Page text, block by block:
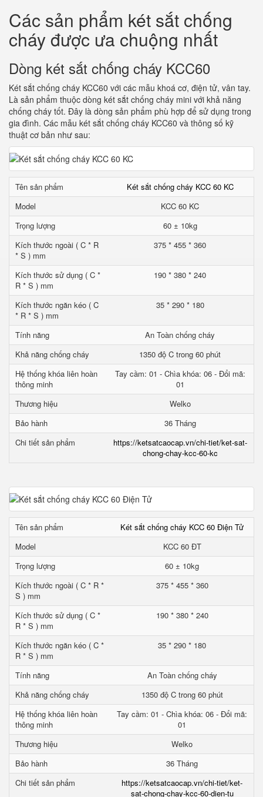
Các sản phẩm két sắt chống
cháy được ưa chuộng nhất
Dòng két sắt chống cháy KCC60
Két sắt chống cháy KCC60 với các mẫu khoá cơ, điện tử, vân tay.
Là sản phẩm thuộc dòng két sắt chống cháy mini với khả năng
chống cháy tốt. Đây là dòng sản phẩm phù hợp để sử dụng trong
gia đình. Các mẫu két sắt chống cháy KCC60 và thông số kỹ
thuật cơ bản như sau:
Tên sản phẩm
Két sắt chống cháy KCC 60 KC
Model
KCC 60 KC
Trọng lượng
60 ± 10kg
Kích thước ngoài ( C * R
* S ) mm
375 * 455 * 360
Kích thước sử dụng ( C *
R * S ) mm
190 * 380 * 240
Kích thước ngăn kéo ( C
* R * S ) mm
35 * 290 * 180
Tính năng
An Toàn chống cháy
Khả năng chống cháy
1350 độ C trong 60 phút
Hệ thống khóa liên hoàn
thông minh
Tay cầm: 01 - Chìa khóa: 06 - Đổi mã:
01
Thương hiệu
Welko
Bảo hành
36 Tháng
Chi tiết sản phẩm
https://ketsatcaocap.vn/chi-tiet/ket-sat-
chong-chay-kcc-60-kc
Tên sản phẩm
Két sắt chống cháy KCC 60 Điện Tử
Model
KCC 60 ĐT
Trọng lượng
60 ± 10kg
Kích thước ngoài ( C * R *
S ) mm
375 * 455 * 360
Kích thước sử dụng ( C *
R * S ) mm
190 * 380 * 240
Kích thước ngăn kéo ( C *
R * S ) mm
35 * 290 * 180
Tính năng
An Toàn chống cháy
Khả năng chống cháy
1350 độ C trong 60 phút
Hệ thống khóa liên hoàn
thông minh
Tay cầm: 01 - Chìa khóa: 06 - Đổi mã:
01
Thương hiệu
Welko
Bảo hành
36 Tháng
Chi tiết sản phẩm
https://ketsatcaocap.vn/chi-tiet/ket-
sat-chong-chay-kcc-60-dien-tu